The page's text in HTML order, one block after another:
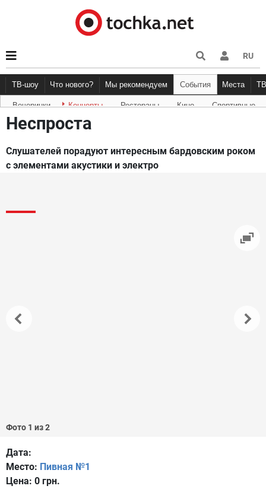
RU
ТВ-шоу Что нового?
Новости афиши Рецензии Куда пойти Точка
Мы рекомендуем События Места
Вечеринки Концерты Рестораны Кино Спортивные
Неспроста
Слушателей порадуют интересным бардовским роком
с элементами акустики и электро
Фото 1 из 2
Дата:
Место: Пивная №1
Цена: 0 грн.